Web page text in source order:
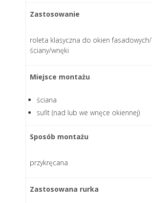
Zastosowanie
roleta klasyczna do okien fasadowych/
ściany/wnęki
Miejsce montażu
ściana
sufit (nad lub we wnęce okiennej)
Sposób montażu
przykręcana
Zastosowana rurka